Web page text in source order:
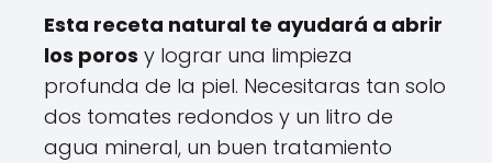
Esta receta natural te ayudará a abrir
los poros y lograr una limpieza
profunda de la piel. Necesitaras tan solo
dos tomates redondos y un litro de
agua mineral, un buen tratamiento